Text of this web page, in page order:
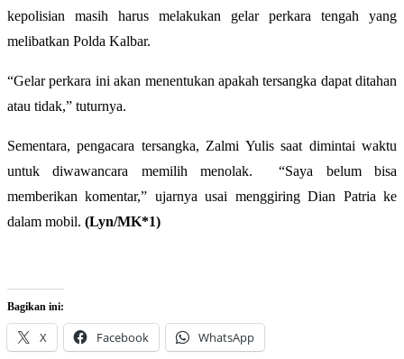
kepolisian masih harus melakukan gelar perkara tengah yang
melibatkan Polda Kalbar.
“Gelar perkara ini akan menentukan apakah tersangka dapat ditahan
atau tidak,” tuturnya.
Sementara, pengacara tersangka, Zalmi Yulis saat dimintai waktu
untuk diwawancara memilih menolak. “Saya belum bisa
memberikan komentar,” ujarnya usai menggiring Dian Patria ke
dalam mobil. (Lyn/MK*1)
Bagikan ini:
X Facebook WhatsApp